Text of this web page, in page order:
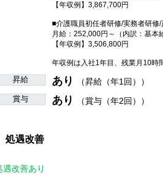
【年収例】3,867,700円
■介護職員初任者研修/実務者研修
月給：252,000円～（内訳：基本
【年収例】3,506,800円
年収例は入社1年目、残業月10時
昇給 あり （昇給（年1回））
賞与 あり （賞与（年2回））
処遇改善
遇改善あり